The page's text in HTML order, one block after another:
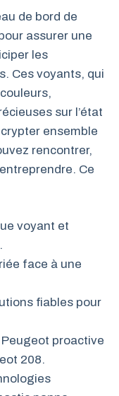
de bord de
assurer une
les
Ces voyants, qui
sur l’état
ensemble
rencontrer,
Ce
voyant et
face à une
fiables pour
proactive
208.